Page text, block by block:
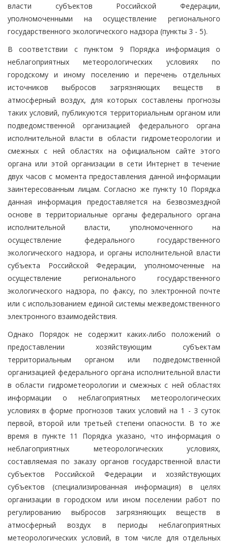
власти субъектов Российской Федерации,
уполномоченными на осуществление регионального
государственного экологического надзора (пункты 3 - 5).
В соответствии с пунктом 9 Порядка информация о
неблагоприятных метеорологических условиях по
городскому и иному поселению и перечень отдельных
источников выбросов загрязняющих веществ в
атмосферный воздух, для которых составлены прогнозы
таких условий, публикуются территориальным органом или
подведомственной организацией федерального органа
исполнительной власти в области гидрометеорологии и
смежных с ней областях на официальном сайте этого
органа или этой организации в сети Интернет в течение
двух часов с момента предоставления данной информации
заинтересованным лицам. Согласно же пункту 10 Порядка
данная информация предоставляется на безвозмездной
основе в территориальные органы федерального органа
исполнительной власти, уполномоченного на
осуществление федерального государственного
экологического надзора, и органы исполнительной власти
субъекта Российской Федерации, уполномоченные на
осуществление регионального государственного
экологического надзора, по факсу, по электронной почте
или с использованием единой системы межведомственного
электронного взаимодействия.
Однако Порядок не содержит каких-либо положений о
предоставлении хозяйствующим субъектам
территориальным органом или подведомственной
организацией федерального органа исполнительной власти
в области гидрометеорологии и смежных с ней областях
информации о неблагоприятных метеорологических
условиях в форме прогнозов таких условий на 1 - 3 суток
первой, второй или третьей степени опасности. В то же
время в пункте 11 Порядка указано, что информация о
неблагоприятных метеорологических условиях,
составляемая по заказу органов государственной власти
субъектов Российской Федерации и хозяйствующих
субъектов (специализированная информация) в целях
организации в городском или ином поселении работ по
регулированию выбросов загрязняющих веществ в
атмосферный воздух в периоды неблагоприятных
метеорологических условий, в том числе для отдельных